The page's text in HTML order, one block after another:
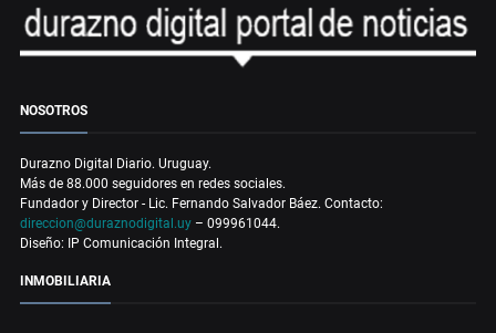
NOSOTROS
Durazno Digital Diario. Uruguay.
Más de 88.000 seguidores en redes sociales.
Fundador y Director - Lic. Fernando Salvador Báez. Contacto:
direccion@duraznodigital.uy – 099961044.
Diseño: IP Comunicación Integral.
INMOBILIARIA